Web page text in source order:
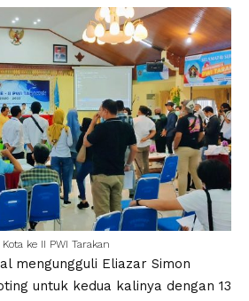
ke II PWI Tarakan
mengungguli Eliazar Simon
untuk kedua kalinya dengan 13